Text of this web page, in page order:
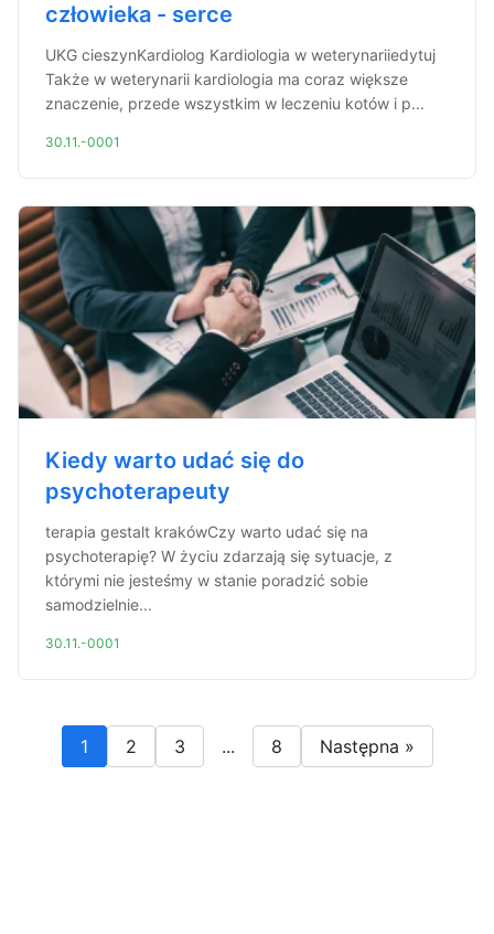
człowieka - serce
UKG cieszynKardiolog Kardiologia w weterynariiedytuj
Także w weterynarii kardiologia ma coraz większe
znaczenie, przede wszystkim w leczeniu kotów i p...
30.11.-0001
Kiedy warto udać się do
psychoterapeuty
terapia gestalt krakówCzy warto udać się na
psychoterapię? W życiu zdarzają się sytuacje, z
którymi nie jesteśmy w stanie poradzić sobie
samodzielnie...
30.11.-0001
1 2 3 ... 8 Następna »